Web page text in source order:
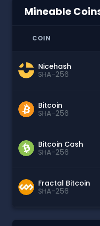
Mineable
COIN
Nicehash
SHA-256
Bitcoin
SHA-256
Bitcoin Cash
SHA-256
Fractal Bitcoin
SHA-256